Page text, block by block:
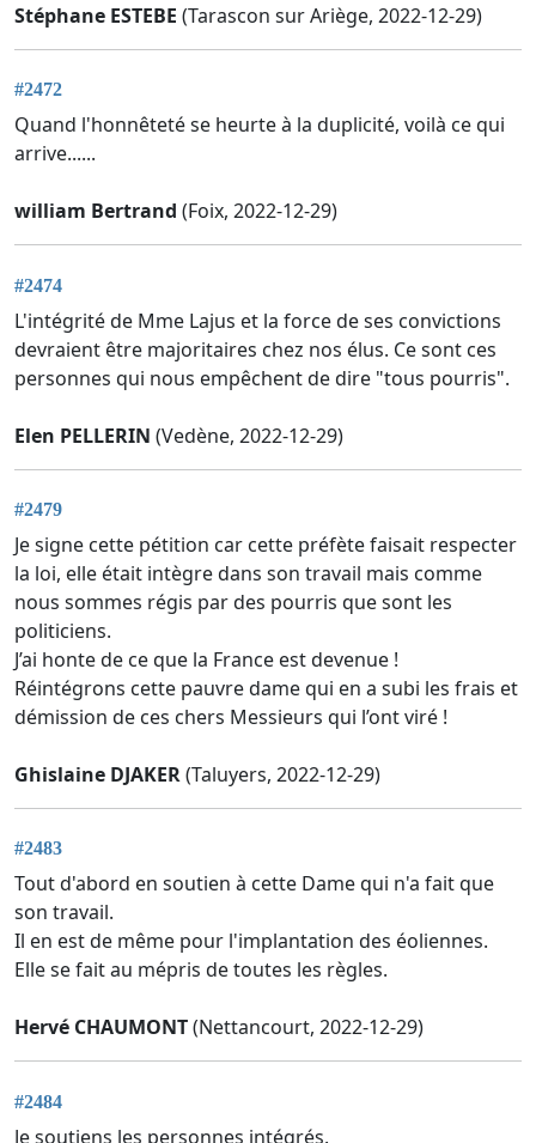
Stéphane ESTEBE (Tarascon sur Ariège, 2022-12-29)
#2472
Quand l'honnêteté se heurte à la duplicité, voilà ce qui
arrive......
william Bertrand (Foix, 2022-12-29)
#2474
L'intégrité de Mme Lajus et la force de ses convictions
devraient être majoritaires chez nos élus. Ce sont ces
personnes qui nous empêchent de dire "tous pourris".
Elen PELLERIN (Vedène, 2022-12-29)
#2479
Je signe cette pétition car cette préfète faisait respecter
la loi, elle était intègre dans son travail mais comme
nous sommes régis par des pourris que sont les
politiciens.
J’ai honte de ce que la France est devenue !
Réintégrons cette pauvre dame qui en a subi les frais et
démission de ces chers Messieurs qui l’ont viré !
Ghislaine DJAKER(Taluyers, 2022-12-29)
#2483
Tout d'abord en soutien à cette Dame qui n'a fait que
son travail.
Il en est de même pour l'implantation des éoliennes.
Elle se fait au mépris de toutes les règles.
Hervé CHAUMONT(Nettancourt, 2022-12-29)
#2484
Je soutiens les personnes intégrés.